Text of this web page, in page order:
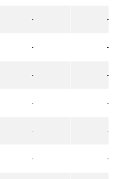
- -
- -
- -
- -
- -
- -